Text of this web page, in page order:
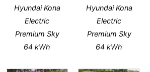
Hyundai Kona
Electric
Premium Sky
64 kWh
Hyundai Kona
Electric
Premium Sky
64 kWh